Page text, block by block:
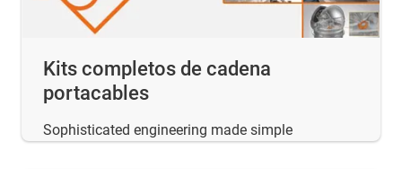
Kits completos de cadena
portacables
Sophisticated engineering made simple